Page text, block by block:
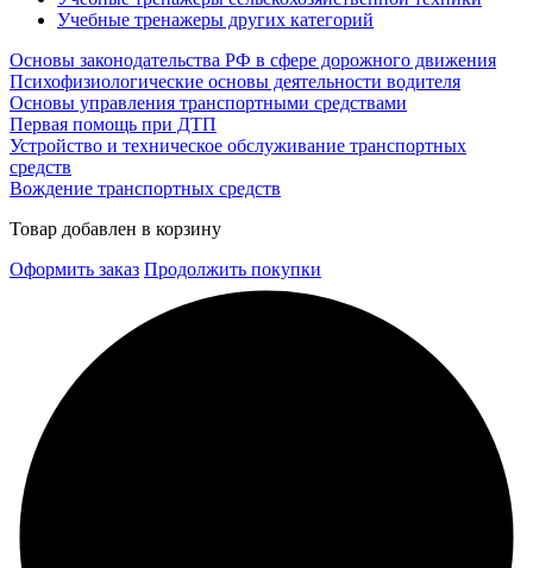
Учебные тренажеры других категорий
Основы законодательства РФ в сфере дорожного движения
Психофизиологические основы деятельности водителя
Основы управления транспортными средствами
Первая помощь при ДТП
Устройство и техническое обслуживание транспортных
средств
Вождение транспортных средств
Товар добавлен в корзину
Оформить заказ Продолжить покупки